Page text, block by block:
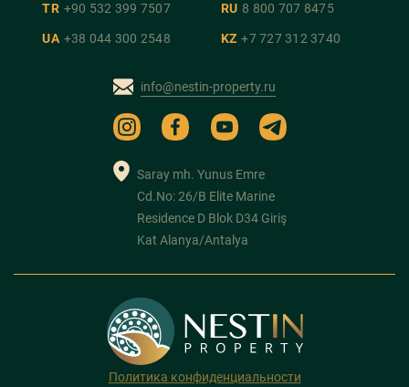
TR +90 532 399 7507 RU 8 800 707 8475
UA +38 044 300 2548 KZ +7 727 312 3740
info@nestin-property.ru
Saray mh. Yunus Emre
Cd.No: 26/B Elite Marine
Residence D Blok D34 Giriş
Kat Alanya/Antalya
Политика конфиденциальности